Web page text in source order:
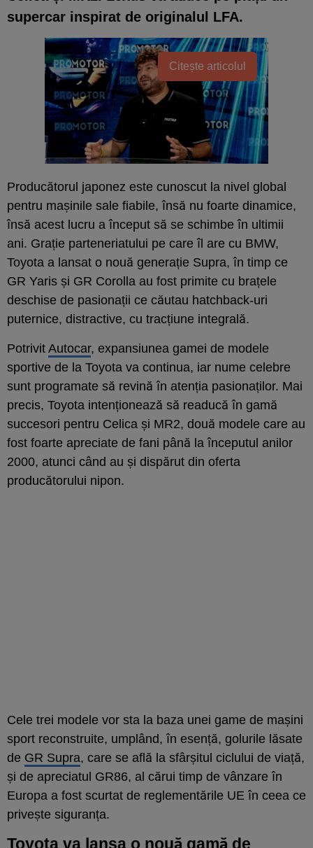
supercar inspirat de originalul LFA.
Citește articolul
Producătorul japonez este cunoscut la nivel global
pentru mașinile sale fiabile, însă nu foarte dinamice,
însă acest lucru a început să se schimbe în ultimii
ani. Grație parteneriatului pe care îl are cu BMW,
Toyota a lansat o nouă generație Supra, în timp ce
GR Yaris și GR Corolla au fost primite cu brațele
deschise de pasionații ce căutau hatchback-uri
puternice, distractive, cu tracțiune integrală.
Potrivit Autocar, expansiunea gamei de modele
sportive de la Toyota va continua, iar nume celebre
sunt programate să revină în atenția pasionaților. Mai
precis, Toyota intenționează să readucă în gamă
succesori pentru Celica și MR2, două modele care au
fost foarte apreciate de fani până la începutul anilor
2000, atunci când au și dispărut din oferta
producătorului nipon.
Cele trei modele vor sta la baza unei game de mașini
sport reconstruite, umplând, în esență, golurile lăsate
de GR Supra, care se află la sfârșitul ciclului de viață,
și de apreciatul GR86, al cărui timp de vânzare în
Europa a fost scurtat de reglementările UE în ceea ce
privește siguranța.
Toyota va lansa o nouă gamă de